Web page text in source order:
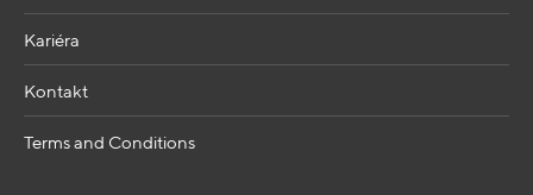
Kariéra
Kontakt
Terms and Conditions